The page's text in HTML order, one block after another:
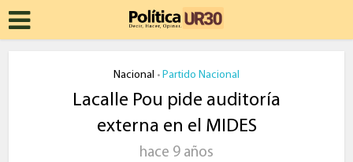
Nacional • Partido Nacional
Lacalle Pou pide auditoría
externa en el MIDES
hace 9 años